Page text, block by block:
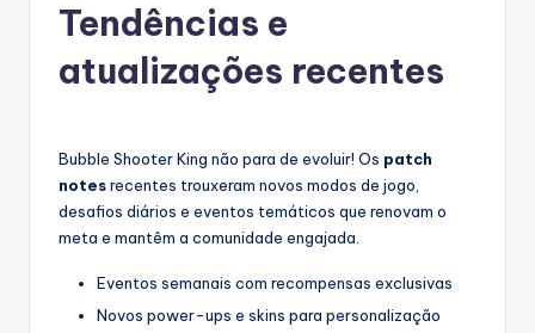
Tendências e
atualizações recentes
Bubble Shooter King não para de evoluir! Os patch
notesrecentes trouxeram novos modos de jogo,
desafios diários e eventos temáticos que renovam o
meta e mantêm a comunidade engajada.
Eventos semanais com recompensas exclusivas
Novos power-ups e skins para personalização